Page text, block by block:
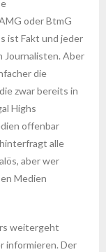
oder BtmG
ist Fakt und jeder
Journalisten. Aber
die
zwar bereits in
Highs
offenbar
alle
aber wer
Medien
weitergeht
informieren. Der